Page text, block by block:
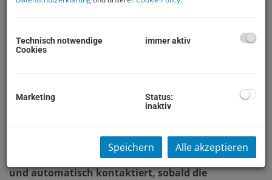
Liebe Kunden,
Aus Rücksichtnahme auf unsere Mitarbeiter und
Kunden nehmen wir die Situation sehr ernst
und stellen Besichtigungstermine gänzlich ein. Bei
Interesse an einer Vorort-Besichtigung
schreiben Sie uns eine Anfrage. Sie werden gelistet
und automatisch kontaktiert, sobald die
Technisch notwendige
Cookies
immer aktiv
Marketing
Status:
inaktiv
Speichern Alle akzeptieren